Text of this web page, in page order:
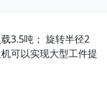
3.5吨； 旋转半径2
可以实现大型工件提